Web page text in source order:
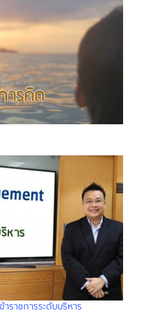
ราชการระดับบริหาร